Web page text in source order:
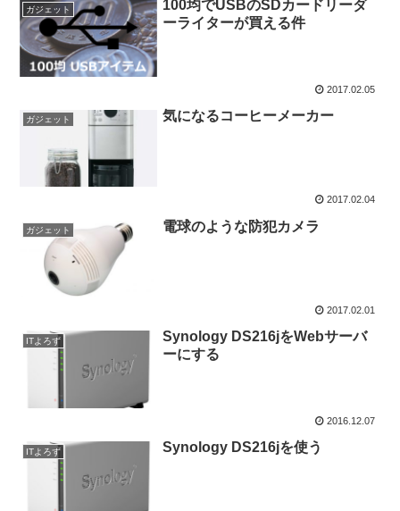
ガジェット
100均でUSBのSDカードリーダ
ーライターが買える件
2017.02.05
ガジェット 気になるコーヒーメーカー
2017.02.04
ガジェット 電球のような防犯カメラ
2017.02.01
ITよろず
Synology DS216jをWebサーバ
ーにする
2016.12.07
ITよろず Synology DS216jを使う